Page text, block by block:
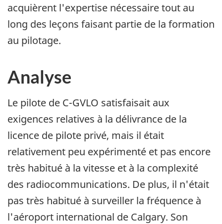
acquièrent l'expertise nécessaire tout au
long des leçons faisant partie de la formation
au pilotage.
Analyse
Le pilote de C-GVLO satisfaisait aux
exigences relatives à la délivrance de la
licence de pilote privé, mais il était
relativement peu expérimenté et pas encore
très habitué à la vitesse et à la complexité
des radiocommunications. De plus, il n'était
pas très habitué à surveiller la fréquence à
l'aéroport international de Calgary. Son